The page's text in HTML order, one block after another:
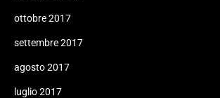
ottobre 2017
settembre 2017
agosto 2017
luglio 2017